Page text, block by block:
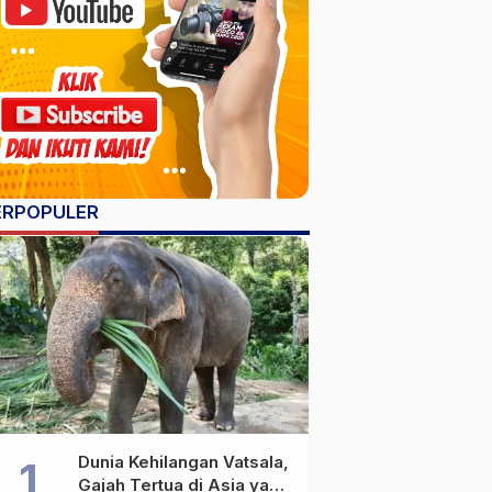
Dunia Kehilangan Vatsala,
Gajah Tertua di Asia yang